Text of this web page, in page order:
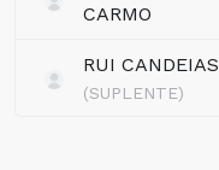
CARMO
RUI CANDEIAS
(SUPLENTE)